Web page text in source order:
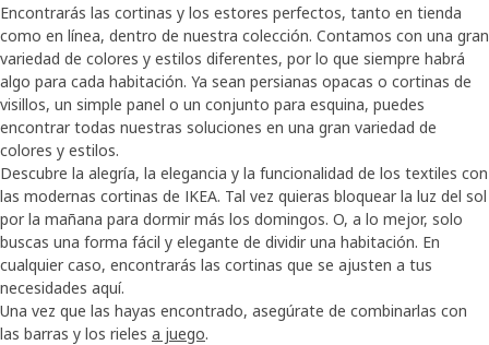
Encontrarás las cortinas y los estores perfectos, tanto en tienda
como en línea, dentro de nuestra colección. Contamos con una gran
variedad de colores y estilos diferentes, por lo que siempre habrá
algo para cada habitación. Ya sean persianas opacas o cortinas de
visillos, un simple panel o un conjunto para esquina, puedes
encontrar todas nuestras soluciones en una gran variedad de
colores y estilos.
Descubre la alegría, la elegancia y la funcionalidad de los textiles con
las modernas cortinas de IKEA. Tal vez quieras bloquear la luz del sol
por la mañana para dormir más los domingos. O, a lo mejor, solo
buscas una forma fácil y elegante de dividir una habitación. En
cualquier caso, encontrarás las cortinas que se ajusten a tus
necesidades aquí.
Una vez que las hayas encontrado, asegúrate de combinarlas con
las barras y los rieles a juego.